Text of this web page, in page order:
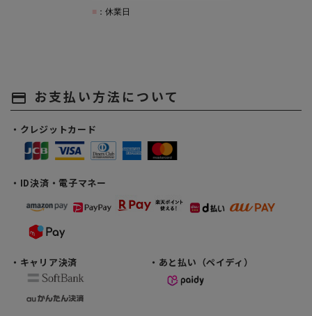
payment お支払い方法について
・クレジットカード
・ID決済・電子マネー
・キャリア決済 ・あと払い（ペイディ）